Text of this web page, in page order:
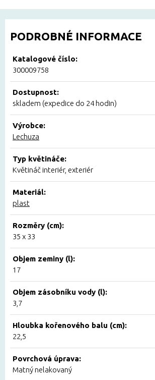
PODROBNÉ INFORMACE
Katalogové číslo:
300009758
Dostupnost:
skladem (expedice do 24 hodin)
Výrobce:
Lechuza
Typ květináče:
Květináč interiér, exteriér
Materiál:
plast
Rozměry (cm):
35 x 33
Objem zeminy (l):
17
Objem zásobníku vody (l):
3,7
Hloubka kořenového balu (cm):
22,5
Povrchová úprava:
Matný nelakovaný